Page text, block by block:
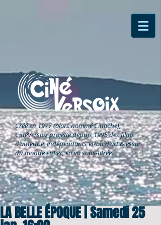
Créé en 1977 (alors nommé Cinoche),
CinéVersoixprojette depuis 1995 des films
d'auteur.e, indépendants et/ou d'art & essai
du monde entier, en vo sous-titrée.
LA BELLE ÉPOQUE | Samedi 25